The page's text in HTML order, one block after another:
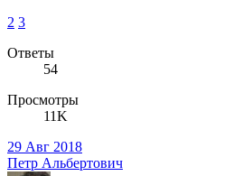
2 3
Ответы
54
Просмотры
11K
29 Авг 2018
Петр Альбертович